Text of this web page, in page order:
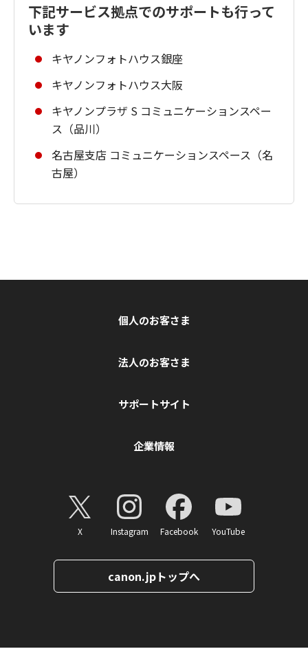
下記サービス拠点でのサポートも行って
います
キヤノンフォトハウス銀座
キヤノンフォトハウス大阪
キヤノンプラザ S コミュニケーションスペー
ス（品川）
名古屋支店 コミュニケーションスペース（名
古屋）
個人のお客さま
法人のお客さま
サポートサイト
企業情報
X Instagram Facebook YouTube
canon.jpトップへ